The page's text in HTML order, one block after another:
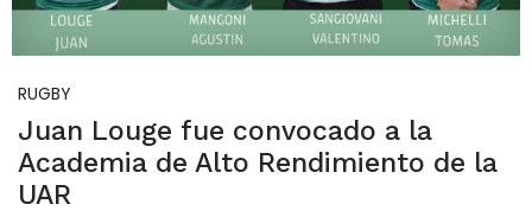
RUGBY
Juan Louge fue convocado a la
Academia de Alto Rendimiento de la
UAR